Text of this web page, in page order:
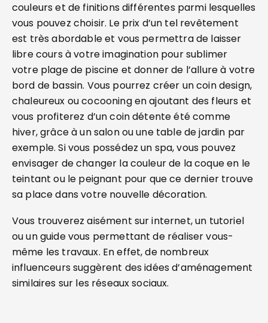
couleurs et de finitions différentes parmi lesquelles
vous pouvez choisir. Le prix d’un tel revêtement
est très abordable et vous permettra de laisser
libre cours à votre imagination pour sublimer
votre plage de piscine et donner de l’allure à votre
bord de bassin. Vous pourrez créer un coin design,
chaleureux ou cocooning en ajoutant des fleurs et
vous profiterez d’un coin détente été comme
hiver, grâce à un salon ou une table de jardin par
exemple. Si vous possédez un spa, vous pouvez
envisager de changer la couleur de la coque en le
teintant ou le peignant pour que ce dernier trouve
sa place dans votre nouvelle décoration.
Vous trouverez aisément sur internet, un tutoriel
ou un guide vous permettant de réaliser vous-
même les travaux. En effet, de nombreux
influenceurs suggèrent des idées d’aménagement
similaires sur les réseaux sociaux.